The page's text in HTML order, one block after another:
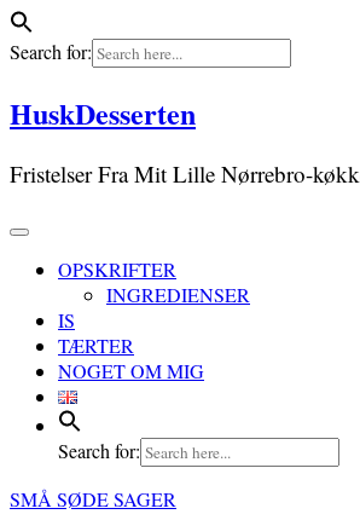
Search for:
Skip
to
HuskDesserten
Fristelser Fra Mit Lille Nørrebro-
OPSKRIFTER
INGREDIENSER
IS
TÆRTER
NOGET OM MIG
Search for:
SMÅ SØDE SAGER